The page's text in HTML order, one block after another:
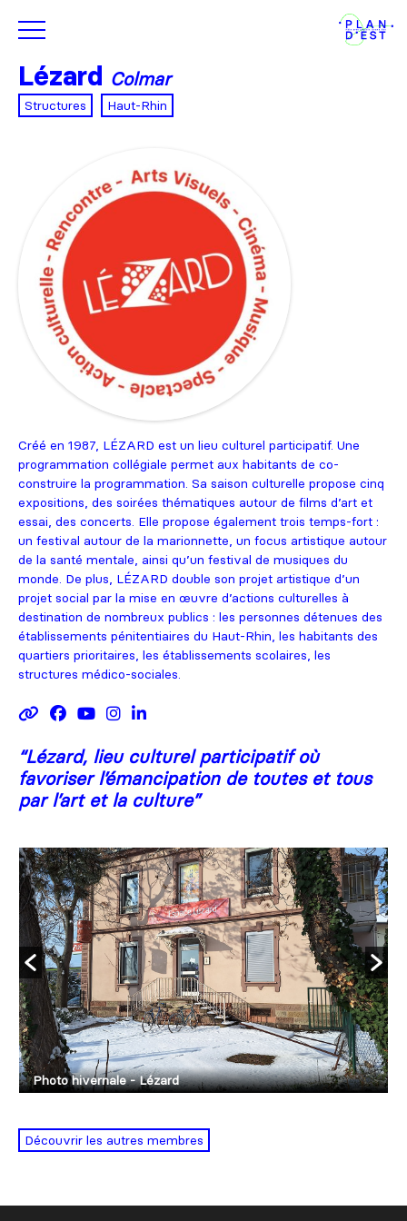
Lézard Colmar
Structures Haut-Rhin
Créé en 1987, LÉZARD est un lieu culturel participatif. Une
programmation collégiale permet aux habitants de co-
construire la programmation. Sa saison culturelle propose cinq
expositions, des soirées thématiques autour de films d’art et
essai, des concerts. Elle propose également trois temps-fort :
un festival autour de la marionnette, un focus artistique autour
de la santé mentale, ainsi qu’un festival de musiques du
monde. De plus, LÉZARD double son projet artistique d’un
projet social par la mise en œuvre d’actions culturelles à
destination de nombreux publics : les personnes détenues des
établissements pénitentiaires du Haut-Rhin, les habitants des
quartiers prioritaires, les établissements scolaires, les
structures médico-sociales.
“Lézard, lieu culturel participatif où
favoriser l’émancipation de toutes et tous
par l’art et la culture”
Photo hivernale - Lézard
Découvrir les autres membres